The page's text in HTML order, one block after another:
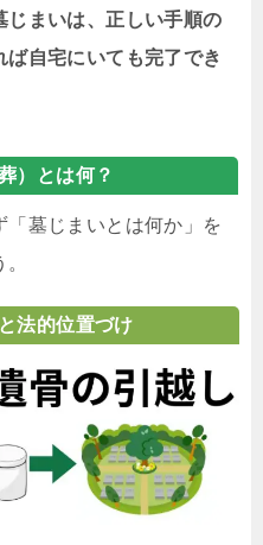
じまいは、正しい手順の
自宅にいても完了でき
）とは何？
墓じまいとは何か」を
法的位置づけ